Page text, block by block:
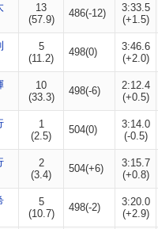
13
(57.9)
486(-12)
3:33.5
(+1.5)
5
(11.2)
498(0)
3:46.6
(+2.0)
10
(33.3)
498(-6)
2:12.4
(+0.5)
1
(2.5)
504(0)
3:14.0
(-0.5)
2
(3.4)
504(+6)
3:15.7
(+0.8)
5
(10.7)
498(-2)
3:20.0
(+2.9)